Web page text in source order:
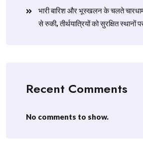
​भारी बारिश और भूस्खलन के चलते
से रुकी, तीर्थयात्रियों को सुरक्षित स्थानों
Recent Comments
No comments to show.